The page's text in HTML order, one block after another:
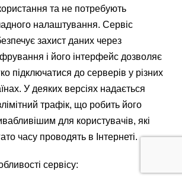
та не потребують
налаштування. Сервіс
захист даних через
і його інтерфейс дозволяє
підключатися до серверів у різних
У деяких версіях надається
трафік, що робить його
для користувачів, які
часу проводять в Інтернеті.
сервісу: